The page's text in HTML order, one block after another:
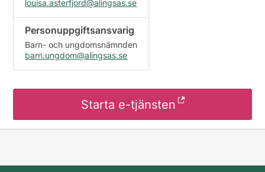
louisa.asterfjord@alingsas.se
Personuppgiftsansvarig
Barn- och ungdomsnämnden
barn.ungdom@alingsas.se
Starta e-tjänsten